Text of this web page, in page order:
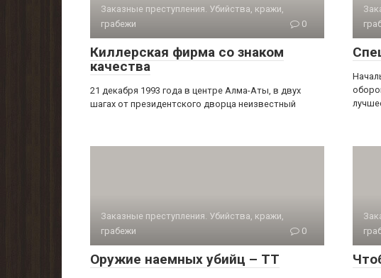
Заказные преступления. Убийства, кражи,
грабежи
0
Киллерская фирма со знаком
качества
21 декабря 1993 года в центре Алма-Аты, в двух
шагах от президентского дворца неизвестный
Заказные преступления. Убийства, кражи,
грабежи
0
Оружие наемных убийц – ТТ